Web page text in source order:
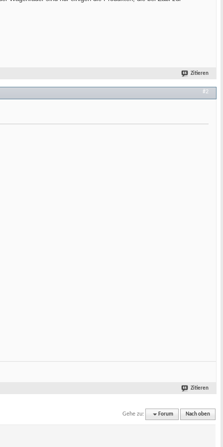
Zitieren
#2
Zitieren
Gehe zu: Forum Nach oben